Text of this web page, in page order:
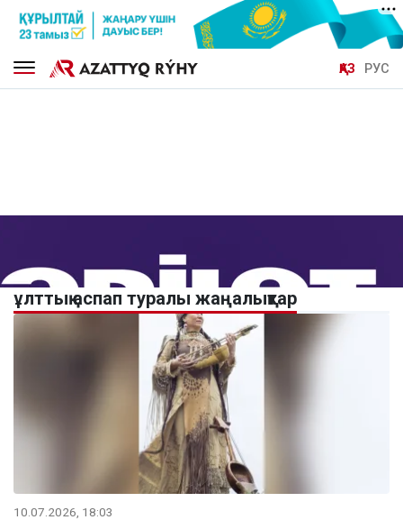
ҚАЗ РУС
ұлттық аспап туралы жаңалықтар
10.07.2026, 18:03